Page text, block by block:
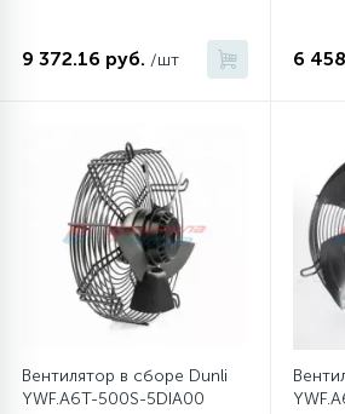
9 372.16 руб. /шт 6
Вентилятор в сборе Dunli
YWF.A6T-500S-5DIA00